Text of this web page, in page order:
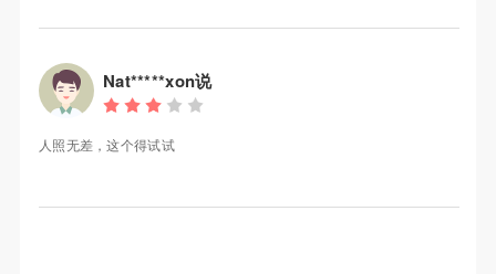
Nat*****xon说
人照无差，这个得试试